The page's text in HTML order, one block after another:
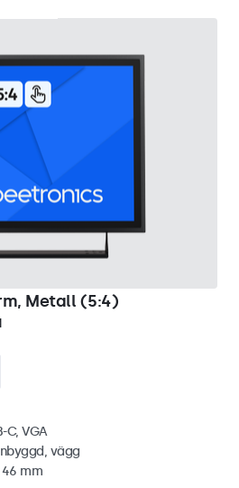
Metall (5:4)
C, VGA
vägg
mm